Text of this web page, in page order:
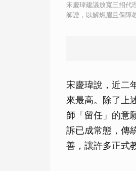
宋慶瑋建議放寬三招代
師證，以解燃眉且保障
宋慶瑋說，近二
來最高。除了上
師「留任」的意
訴已成常態，傳
善，讓許多正式